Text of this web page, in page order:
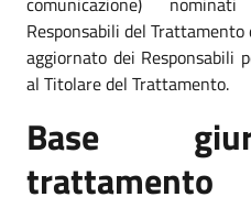
Responsabili del Trattamento
aggiornato dei Responsabili
al Titolare del Trattamento.
Base
trattamento